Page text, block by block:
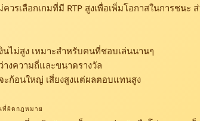
วรเลือกเกมที่มี RTP สูงเพื่อเพิ่มโอกาสในการชนะ
ไม่สูง เหมาะสำหรับคนที่ชอบเล่นนานๆ
งความถี่และขนาดรางวัล
ก้อนใหญ่ เสี่ยงสูงแต่ผลตอบแทนสูง
ที่ผิดกฎหมาย